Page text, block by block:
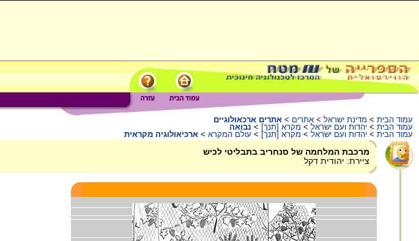
עמוד הבית > מדינת ישראל > אתרים > אתרים ארכאולוגיים
עמוד הבית > יהדות ועם ישראל > מקרא [תנך] > נבואה
עמוד הבית > יהדות ועם ישראל > מקרא [תנך] > עולם המקרא > ארכיאולוגיה מקראית
מרכבת המלחמה של סנחריב בתבליטי לכיש
ציירת: יהודית דקל